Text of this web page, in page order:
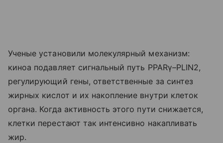
Ученые установили молекулярный механизм:
киноа подавляет сигнальный путь PPARγ–PLIN2,
регулирующий гены, ответственные за синтез
жирных кислот и их накопление внутри клеток
органа. Когда активность этого пути снижается,
клетки перестают так интенсивно накапливать
жир.